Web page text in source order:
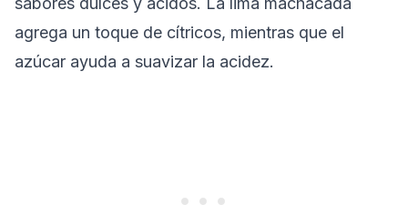
agrega un toque de cítricos, mientras que el
azúcar ayuda a suavizar la acidez.